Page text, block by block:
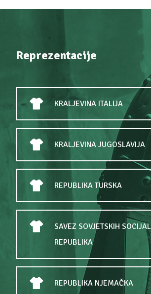
Reprezentacije
KRALJEVINA ITALIJA
KRALJEVINA JUGOSLAVIJA
REPUBLIKA TURSKA
SAVEZ SOVJETSKIH
REPUBLIKA
REPUBLIKA NJEMAČKA